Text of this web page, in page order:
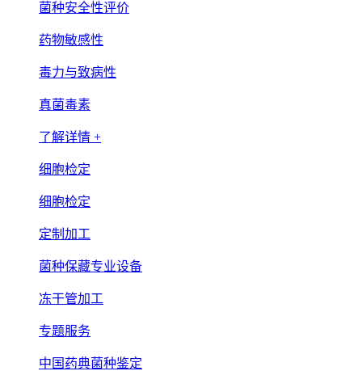
菌种安全性评价
药物敏感性
毒力与致病性
真菌毒素
了解详情 +
细胞检定
细胞检定
定制加工
菌种保藏专业设备
冻干管加工
专题服务
中国药典菌种鉴定